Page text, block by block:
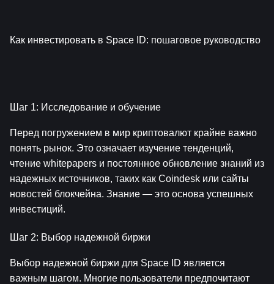
Как инвестировать в Space ID: пошаговое руководство
Шаг 1: Исследование и обучение
Перед погружением в мир криптовалют крайне важно
понять рынок. Это означает изучение тенденций,
чтение whitepapers и постоянное обновление знаний из
надежных источников, таких как Coindesk или сайты
новостей блокчейна. Знание — это основа успешных
инвестиций.
Шаг 2: Выбор надежной биржи
Выбор надежной биржи для Space ID является
важным шагом. Многие пользователи предпочитают